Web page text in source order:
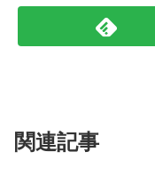
関連記事